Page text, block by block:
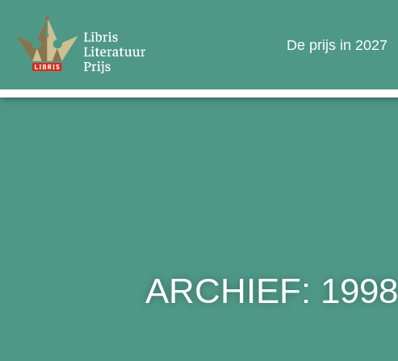
De prijs in 2027
ARCHIEF: 1998